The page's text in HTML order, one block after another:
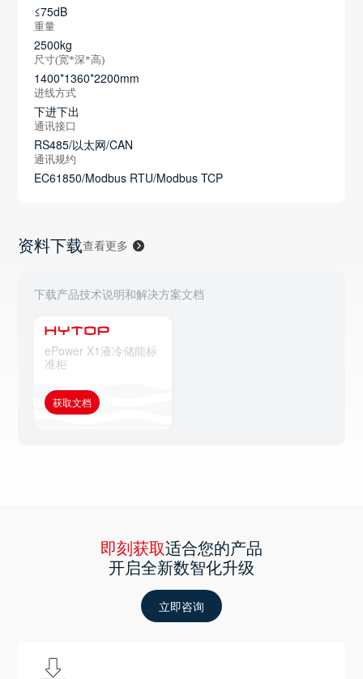
≤75dB
重量
2500kg
尺寸(宽*深*高)
1400*1360*2200mm
进线方式
下进下出
通讯接口
RS485/以太网/CAN
通讯规约
EC61850/Modbus RTU/Modbus TCP
资料下载查看更多
下载产品技术说明和解决方案文档
ePower X1液冷储能标
准柜
获取文档
即刻获取适合您的产品
开启全新数智化升级
立即咨询